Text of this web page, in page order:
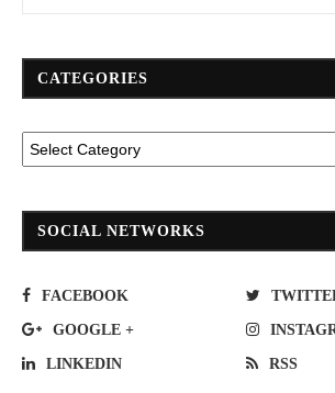
CATEGORIES
SOCIAL NETWORKS
FACEBOOK
GOOGLE +
LINKEDIN RSS